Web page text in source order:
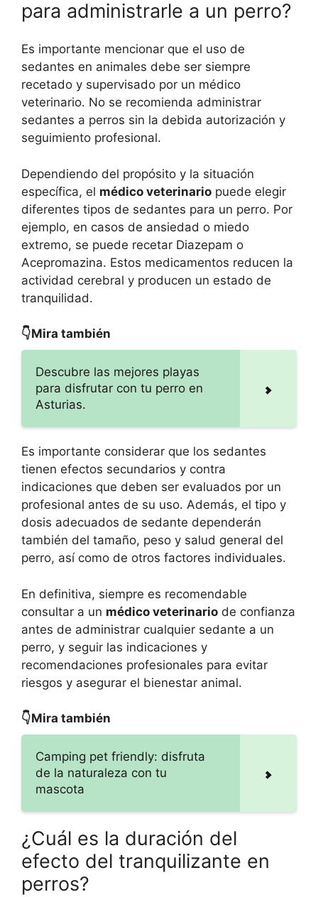
para administrarle a un perro?
Es importante mencionar que el uso de
sedantes en animales debe ser siempre
recetado y supervisado por un médico
veterinario. No se recomienda administrar
sedantes a perros sin la debida autorización y
seguimiento profesional.
Dependiendo del propósito y la situación
específica, el médico veterinario puede elegir
diferentes tipos de sedantes para un perro. Por
ejemplo, en casos de ansiedad o miedo
extremo, se puede recetar Diazepam o
Acepromazina. Estos medicamentos reducen la
actividad cerebral y producen un estado de
tranquilidad.
👇Mira también
Descubre las mejores playas
para disfrutar con tu perro en
Asturias.
Es importante considerar que los sedantes
tienen efectos secundarios y contra
indicaciones que deben ser evaluados por un
profesional antes de su uso. Además, el tipo y
dosis adecuados de sedante dependerán
también del tamaño, peso y salud general del
perro, así como de otros factores individuales.
En definitiva, siempre es recomendable
consultar a un médico veterinario de confianza
antes de administrar cualquier sedante a un
perro, y seguir las indicaciones y
recomendaciones profesionales para evitar
riesgos y asegurar el bienestar animal.
👇Mira también
Camping pet friendly: disfruta
de la naturaleza con tu
mascota
¿Cuál es la duración del
efecto del tranquilizante en
perros?